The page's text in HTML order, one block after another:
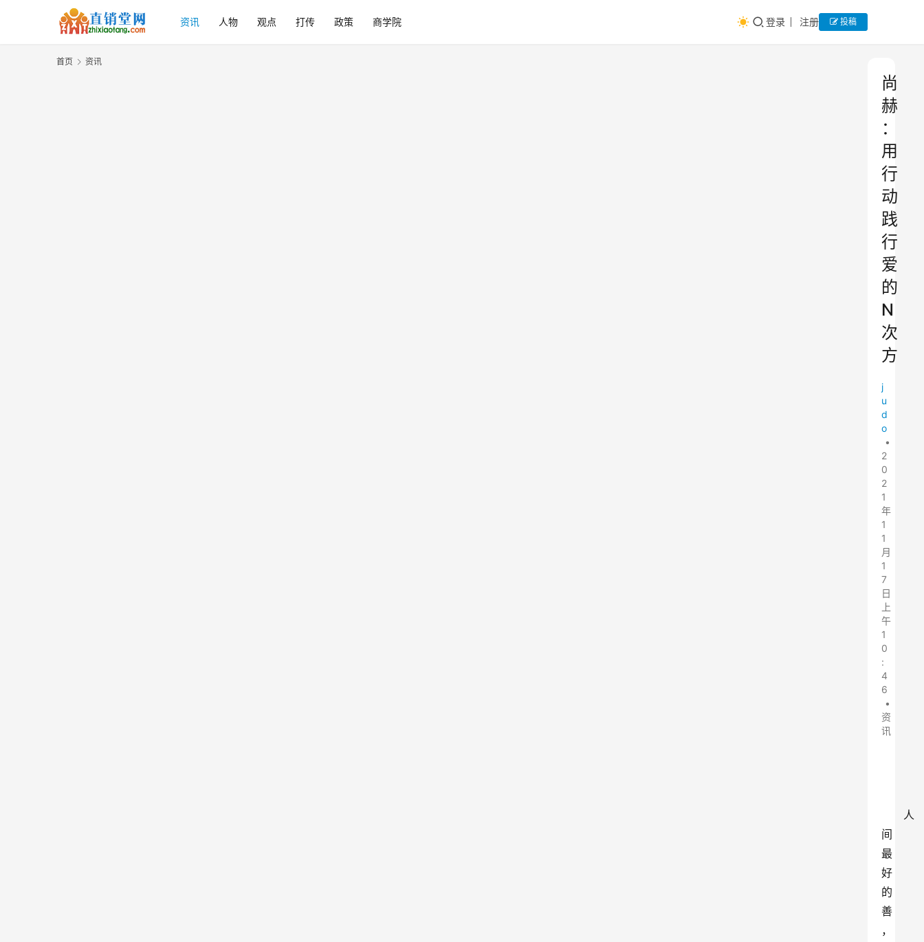
资讯 人物 观点 打传 政策 商学院 登录 注册 投稿
首页 资讯
尚
赫
：
用
行
动
践
行
爱
的
N
次
方
j
u
d
o
•
2
0
2
1
年
1
1
月
1
7
日
上
午
1
0
:
4
6
•
资
讯
人
间
最
好
的
善
，